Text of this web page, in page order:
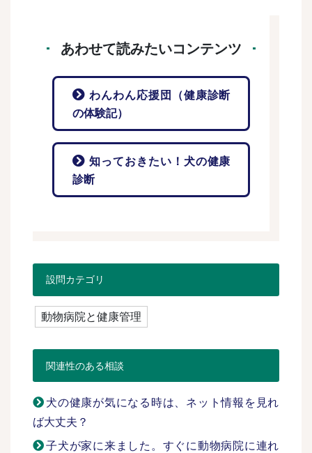
あわせて読みたいコンテンツ
わんわん応援団（健康診断
の体験記）
知っておきたい！犬の健康
診断
設問カテゴリ
動物病院と健康管理
関連性のある相談
犬の健康が気になる時は、ネット情報を見れ
ば大丈夫？
子犬が家に来ました。すぐに動物病院に連れ